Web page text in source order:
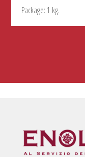
Package: 1 kg.